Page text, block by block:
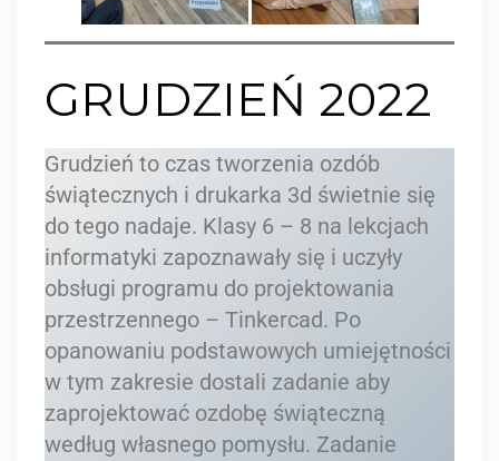
GRUDZIEŃ 2022
Grudzień to czas tworzenia ozdób
świątecznych i drukarka 3d świetnie się
do tego nadaje. Klasy 6 – 8 na lekcjach
informatyki zapoznawały się i uczyły
obsługi programu do projektowania
przestrzennego – Tinkercad. Po
opanowaniu podstawowych umiejętności
w tym zakresie dostali zadanie aby
zaprojektować ozdobę świąteczną
według własnego pomysłu. Zadanie